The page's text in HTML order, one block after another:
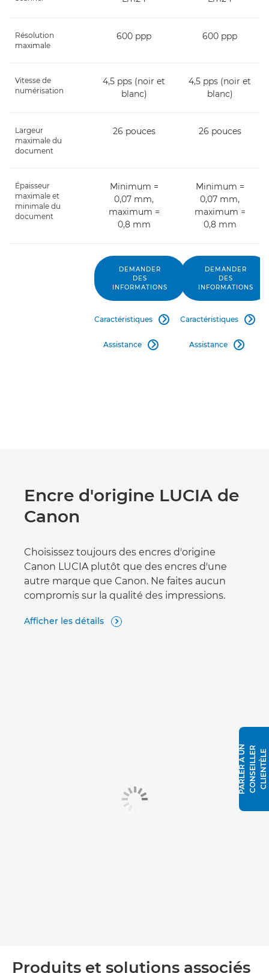
Résolution
maximale
600 ppp 600 ppp
Vitesse de
numérisation
4,5 pps (noir et
blanc)
4,5 pps (noir et
blanc)
Largeur
maximale du
document
26 pouces 26 pouces
Épaisseur
maximale et
minimale du
document
Minimum =
0,07 mm,
maximum =
0,8 mm
Minimum =
0,07 mm,
maximum =
0,8 mm
DEMANDER
DES
INFORMATIONS
Caractéristiques 
Assistance 
DEMANDER
DES
INFORMATIONS
Caractéristiques 
Assistance 
Encre d'origine LUCIA de
Canon
Choisissez toujours des encres d'origine
Canon LUCIA plutôt que des encres d'une
autre marque que Canon. Ne faites aucun
compromis sur la qualité des impressions.
Afficher les détails 
Produits et solutions associés
P
A
R
L
E
R
À U
N
C
O
N
S
E
I
L
L
E
R
C
L
I
E
N
T
È
L E